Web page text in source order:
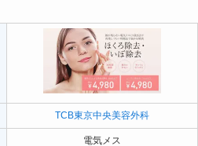
TCB東京中央美容外科
電気メス